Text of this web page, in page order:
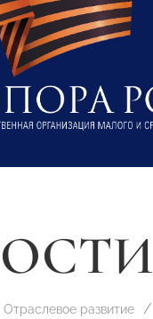
Отраслевое развитие